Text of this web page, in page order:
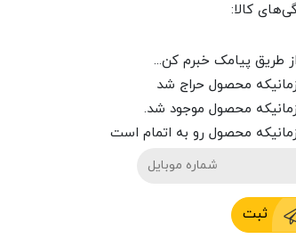
کالا:
از طریق پیامک خبرم کن...
محصول حراج شد
محصول موجود شد.
محصول رو به اتمام است
ثبت